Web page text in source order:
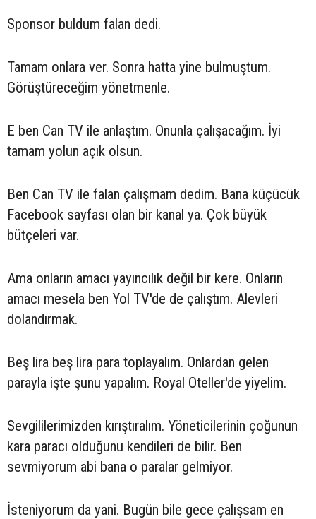
Sponsor buldum falan dedi.
Tamam onlara ver. Sonra hatta yine bulmuştum.
Görüştüreceğim yönetmenle.
E ben Can TV ile anlaştım. Onunla çalışacağım. İyi
tamam yolun açık olsun.
Ben Can TV ile falan çalışmam dedim. Bana küçücük
Facebook sayfası olan bir kanal ya. Çok büyük
bütçeleri var.
Ama onların amacı yayıncılık değil bir kere. Onların
amacı mesela ben Yol TV'de de çalıştım. Alevleri
dolandırmak.
Beş lira beş lira para toplayalım. Onlardan gelen
parayla işte şunu yapalım. Royal Oteller'de yiyelim.
Sevgililerimizden kırıştıralım. Yöneticilerinin çoğunun
kara paracı olduğunu kendileri de bilir. Ben
sevmiyorum abi bana o paralar gelmiyor.
İsteniyorum da yani. Bugün bile gece çalışsam en